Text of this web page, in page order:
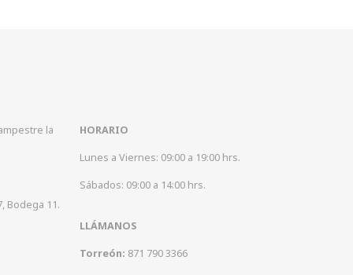
la
Bodega 11.
HORARIO
Lunes a Viernes: 09:00 a 19:00 hrs.
Sábados: 09:00 a 14:00 hrs.
LLÁMANOS
Torreón: 871 790 3366